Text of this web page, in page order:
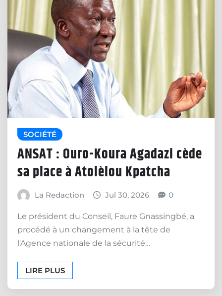
SOCIÉTÉ
ANSAT : Ouro-Koura Agadazi cède
sa place à Atolèlou Kpatcha
La Redaction Jul 30, 2026 0
Le président du Conseil, Faure Gnassingbé, a
procédé à un changement à la tête de
l'Agence nationale de la sécurité…
LIRE PLUS